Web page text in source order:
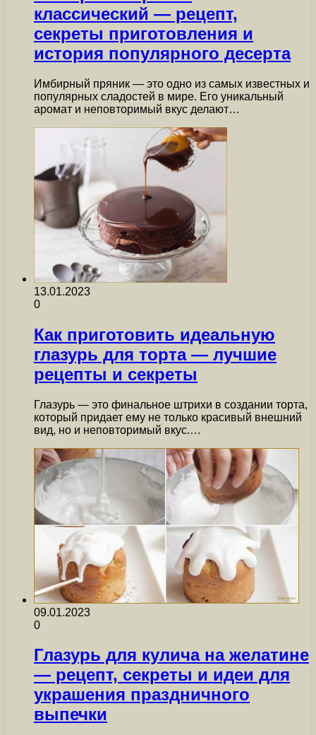
классический — рецепт,
секреты приготовления и
история популярного десерта
Имбирный пряник — это одно из самых известных и
популярных сладостей в мире. Его уникальный
аромат и неповторимый вкус делают…
13.01.2023
0
Как приготовить идеальную
глазурь для торта — лучшие
рецепты и секреты
Глазурь — это финальное штрихи в создании торта,
который придает ему не только красивый внешний
вид, но и неповторимый вкус.…
09.01.2023
0
Глазурь для кулича на желатине
— рецепт, секреты и идеи для
украшения праздничного
выпечки